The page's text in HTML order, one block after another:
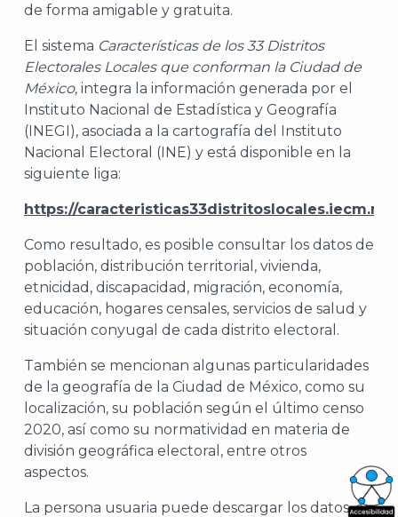
de forma amigable y gratuita.
El sistema Características de los 33 Distritos
Electorales Locales que conforman la Ciudad de
México, integra la información generada por el
Instituto Nacional de Estadística y Geografía
(INEGI), asociada a la cartografía del Instituto
Nacional Electoral (INE) y está disponible en la
siguiente liga:
https://
Como resultado, es posible consultar los datos de
población, distribución territorial, vivienda,
etnicidad, discapacidad, migración, economía,
educación, hogares censales, servicios de salud y
situación conyugal de cada distrito electoral.
También se mencionan algunas particularidades
de la geografía de la Ciudad de México, como su
localización, su población según el último censo
2020, así como su normatividad en materia de
división geográfica electoral, entre otros
aspectos.
La persona usuaria puede descargar los datos, en